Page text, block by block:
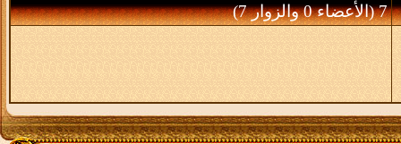
7 (الأعضاء 0 والزوار 7)